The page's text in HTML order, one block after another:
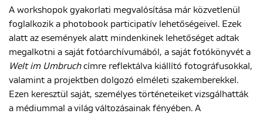
A workshopok gyakorlati megvalósítása már közvetlenül
foglalkozik a photobook participatív lehetőségeivel. Ezek
alatt az események alatt mindenkinek lehetőséget adtak
megalkotni a saját fotóarchívumából, a saját fotókönyvét a
Welt im Umbruchcímre reflektálva kiállító fotográfusokkal,
valamint a projektben dolgozó elméleti szakemberekkel.
Ezen keresztül saját, személyes történeteiket vizsgálhatták
a médiummal a világ változásainak fényében. A